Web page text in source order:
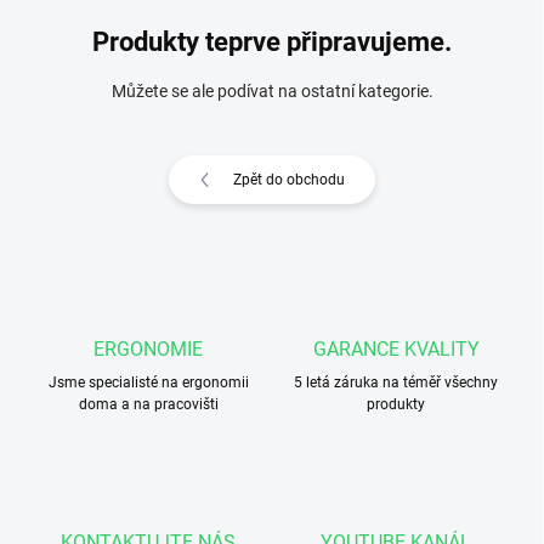
Produkty teprve připravujeme.
Můžete se ale podívat na ostatní kategorie.
Zpět do obchodu
ERGONOMIE
Jsme specialisté na ergonomii
doma a na pracovišti
GARANCE KVALITY
5 letá záruka na téměř všechny
produkty